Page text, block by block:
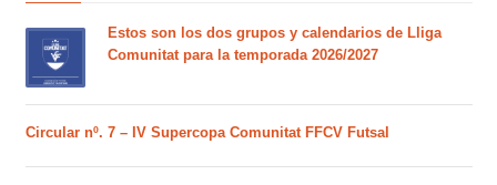
Estos son los dos grupos y calendarios de Lliga
Comunitat para la temporada 2026/2027
Circular nº. 7 – IV Supercopa Comunitat FFCV Futsal